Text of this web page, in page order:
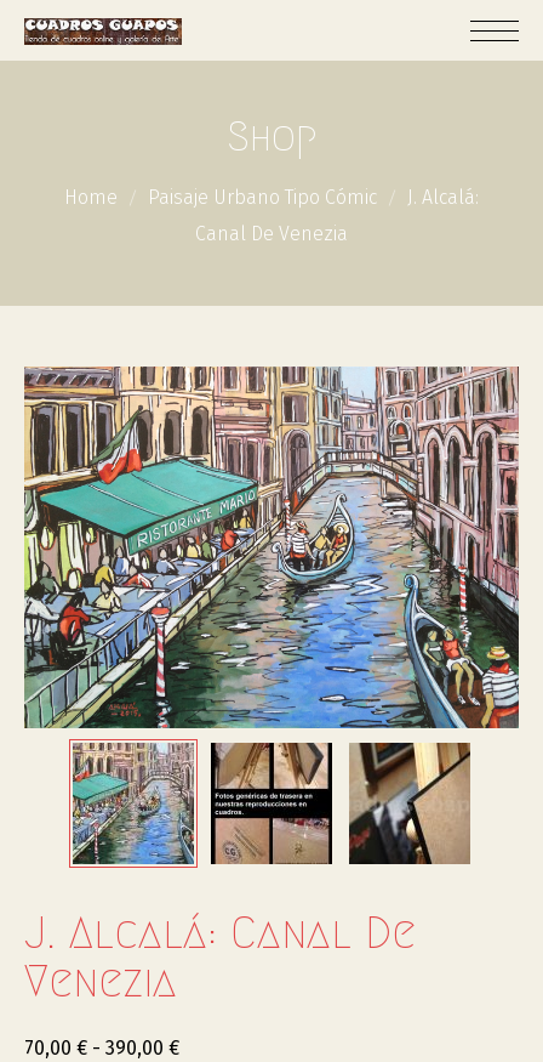
Shop
Home Paisaje Urbano Tipo Cómic
J. Alcalá:
Canal De Venezia
J. Alcalá: Canal De
Venezia
70,00 € - 390,00 €